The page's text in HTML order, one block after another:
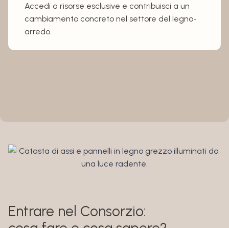
Accedi a risorse esclusive e contribuisci a un
cambiamento concreto nel settore del legno-
arredo.
Entrare nel Consorzio: